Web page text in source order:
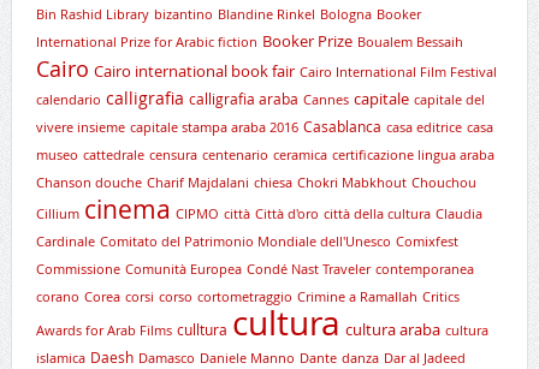
Bin Rashid Library bizantino Blandine Rinkel Bologna Booker
International Prize for Arabic fiction Booker Prize Boualem Bessaih
Cairo Cairo international book fair Cairo International Film Festival
calendario calligrafia calligrafia araba Cannes capitale capitale del
vivere insieme capitale stampa araba 2016 Casablanca casa editrice casa
museo cattedrale censura centenario ceramica certificazione lingua araba
Chanson douche Charif Majdalani chiesa Chokri Mabkhout Chouchou
Cillium cinema CIPMO città Città d'oro città della cultura Claudia
Cardinale Comitato del Patrimonio Mondiale dell'Unesco Comixfest
Commissione Comunità Europea Condé Nast Traveler contemporanea
corano Corea corsi corso cortometraggio Crimine a Ramallah Critics
Awards for Arab Films culltura cultura cultura araba cultura
islamica Daesh Damasco Daniele Manno Dante danza Dar al Jadeed